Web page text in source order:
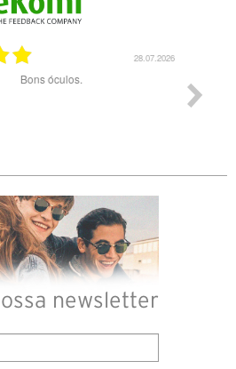
28.07.2026
Bons óculos.
newsletter